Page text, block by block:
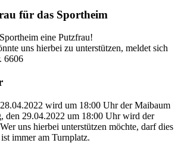
für das Sportheim
eine Putzfrau!
uns hierbei zu unterstützen, meldet sich
6606
wird um 18:00 Uhr der Maibaum
den 29.04.2022 um 18:00 Uhr wird der
uns hierbei unterstützen möchte, darf dies
immer am Turnplatz.